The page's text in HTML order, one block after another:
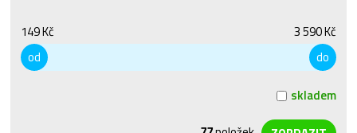
149 Kč
3 590 Kč
od
do
skladem